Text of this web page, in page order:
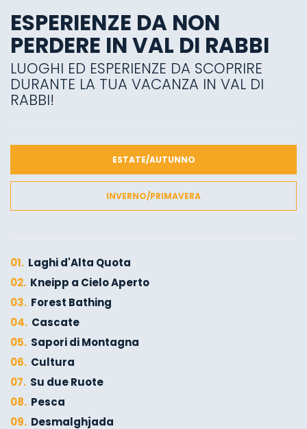
ESPERIENZE DA NON
PERDERE IN VAL DI RABBI
LUOGHI ED ESPERIENZE DA SCOPRIRE
DURANTE LA TUA VACANZA IN VAL DI
RABBI!
ESTATE/AUTUNNO
INVERNO/PRIMAVERA
01. Laghi d'Alta Quota
02. Kneipp a Cielo Aperto
03. Forest Bathing
04. Cascate
05. Sapori di Montagna
06. Cultura
07. Su due Ruote
08. Pesca
09. Desmalghjada